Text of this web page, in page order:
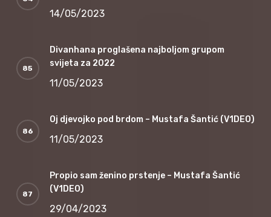
14/05/2023
Divanhana proglašena najboljom grupom
svijeta za 2022
11/05/2023
Oj djevojko pod brdom – Mustafa Šantić (V1DEO)
11/05/2023
Propio sam ženino prstenje – Mustafa Šantić
(V1DEO)
29/04/2023